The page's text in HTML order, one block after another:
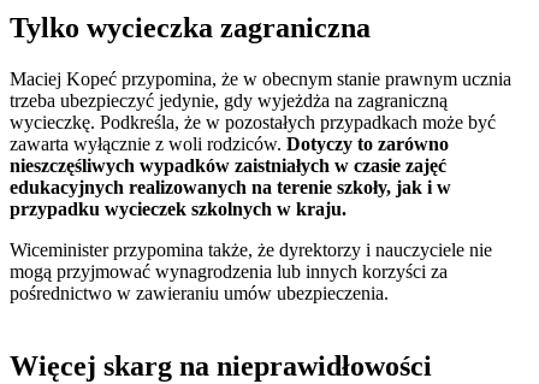
Tylko wycieczka zagraniczna
Maciej Kopeć przypomina, że w obecnym stanie prawnym ucznia
trzeba ubezpieczyć jedynie, gdy wyjeżdża na zagraniczną
wycieczkę. Podkreśla, że w pozostałych przypadkach może być
zawarta wyłącznie z woli rodziców. Dotyczy to zarówno
nieszczęśliwych wypadków zaistniałych w czasie zajęć
edukacyjnych realizowanych na terenie szkoły, jak i w
przypadku wycieczek szkolnych w kraju.
Wiceminister przypomina także, że dyrektorzy i nauczyciele nie
mogą przyjmować wynagrodzenia lub innych korzyści za
pośrednictwo w zawieraniu umów ubezpieczenia.
Więcej skarg na nieprawidłowości